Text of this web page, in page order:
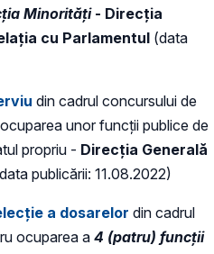
Minorități- Direcția
cu Parlamentul (data
din cadrul concursului de
unor funcții publice de
propriu - Direcția Generală
publicării: 11.08.2022)
a dosarelor din cadrul
ocuparea a 4 (patru) funcții